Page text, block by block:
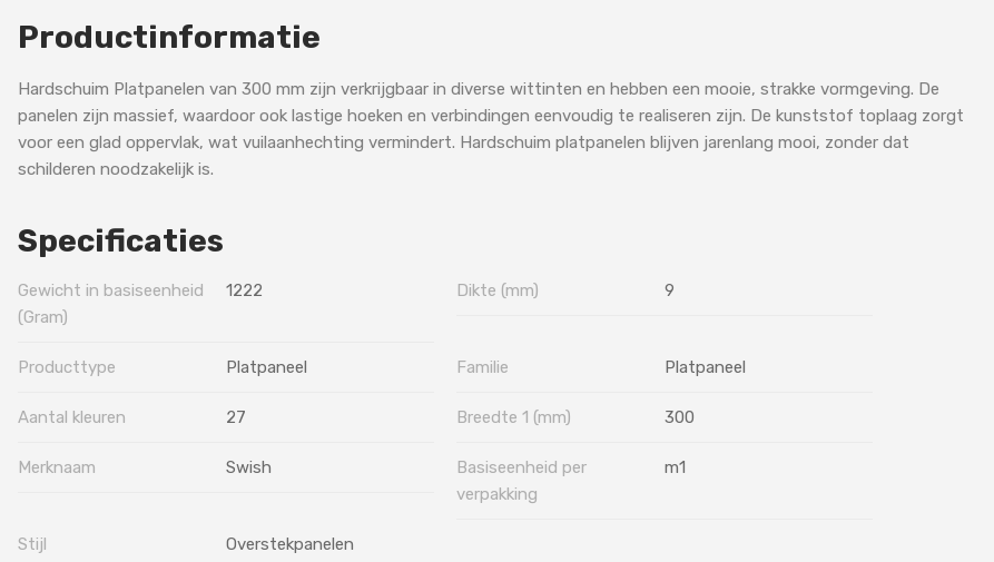
Productinformatie
Hardschuim Platpanelen van 300 mm zijn verkrijgbaar in diverse wittinten en hebben een mooie, strakke vormgeving. De
panelen zijn massief, waardoor ook lastige hoeken en verbindingen eenvoudig te realiseren zijn. De kunststof toplaag zorgt
voor een glad oppervlak, wat vuilaanhechting vermindert. Hardschuim platpanelen blijven jarenlang mooi, zonder dat
schilderen noodzakelijk is.
Specificaties
Gewicht in basiseenheid
(Gram)
1222 Dikte (mm) 9
Producttype Platpaneel Familie Platpaneel
Aantal kleuren 27 Breedte 1 (mm) 300
Merknaam Swish
Basiseenheid per
verpakking
m1
Stijl Overstekpanelen